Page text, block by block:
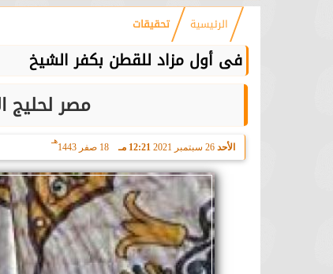
الرئيسية تحقيقات
فى أول مزاد للقطن بكفر الشيخ
مصر لحليج
الأحد 26 سبتمبر 2021 12:21 مـ 18 صفر 1443
هـ